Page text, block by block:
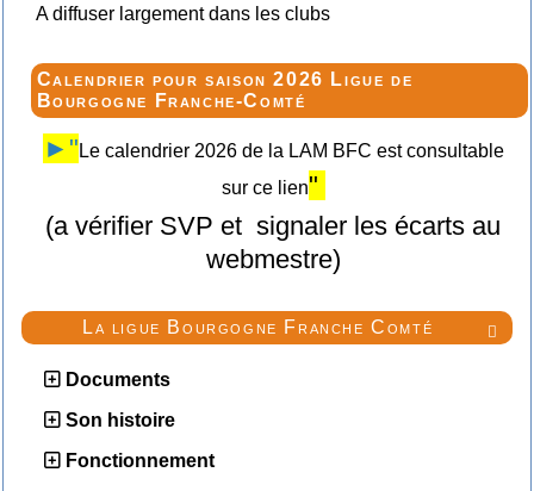

La ligue Bourgogne Franche Comté
Documents
Son histoire
Fonctionnement
A diffuser largement dans les clubs
Calendrier pour saison 2026 Ligue de
Bourgogne Franche-Comté
►" Le calendrier 2026 de la LAM BFC est consultable
sur ce lien"
(a vérifier SVP et signaler les écarts au
webmestre)